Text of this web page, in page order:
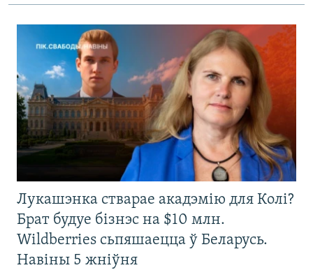
Лукашэнка стварае акадэмію для Колі?
Брат будуе бізнэс на $10 млн.
Wildberries сьпяшаецца ў Беларусь.
Навіны 5 жніўня